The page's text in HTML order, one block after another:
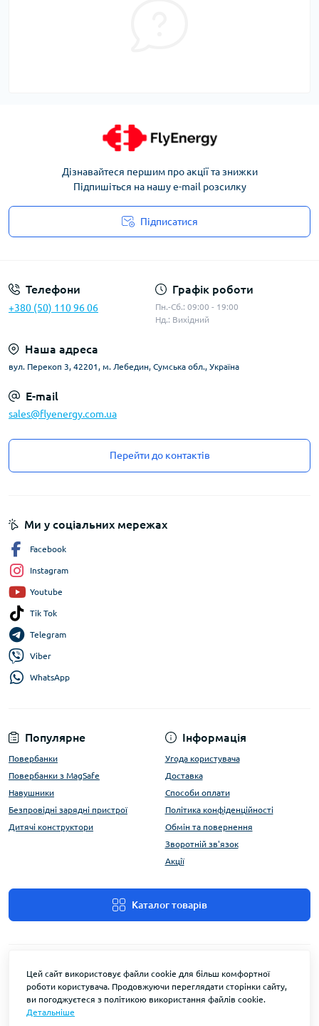
Дізнавайтеся першим про акції та знижки
Підпишіться на нашу e-mail розсилку
Підписатися
Телефони
+380 (50) 110 96 06
Графік роботи
Пн.-Сб.: 09:00 - 19:00
Нд.: Вихідний
Наша адреса
вул. Перекоп 3, 42201, м. Лебедин, Сумська обл., Україна
E-mail
sales@flyenergy.com.ua
Перейти до контактів
Популярне
Повербанки
Повербанки з MagSafe
Навушники
Безпровідні зарядні пристрої
Дитячі конструктори
Інформація
Угода користувача
Доставка
Способи оплати
Політика конфіденційності
Обмін та повернення
Зворотній зв'язок
Акції
Каталог товарів
Ми у соціальних мережах
Facebook
Instagram
Youtube
Tik Tok
Telegram
Viber
WhatsApp
Цей сайт використовує файли cookie для більш комфортної
роботи користувача. Продовжуючи переглядати сторінки сайту,
ви погоджуєтеся з політикою використання файлів cookie.
Детальніше